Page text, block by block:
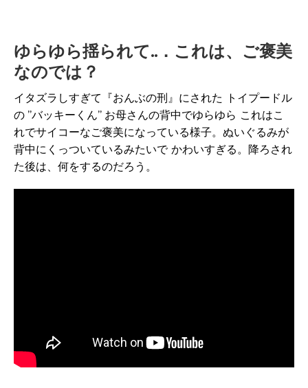
ゆらゆら揺られて..．これは、ご褒美
なのでは？
イタズラしすぎて『おんぶの刑』にされた トイプードル
の ”バッキーくん” お母さんの背中でゆらゆら これはこ
れでサイコーなご褒美になっている様子。ぬいぐるみが
背中にくっついているみたいで かわいすぎる。降ろされ
た後は、何をするのだろう。